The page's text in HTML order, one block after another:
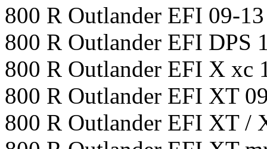
800 R Outlander EFI 09-13
800 R Outlander EFI DPS
800 R Outlander EFI X xc
800 R Outlander EFI XT
800 R Outlander EFI XT /